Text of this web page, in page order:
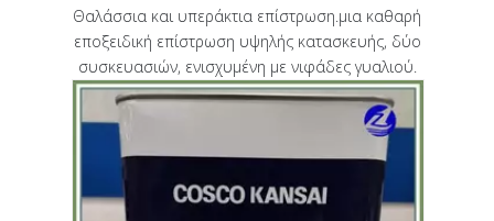
Θαλάσσια και υπεράκτια επίστρωση.μια καθαρή
εποξειδική επίστρωση υψηλής κατασκευής, δύο
συσκευασιών, ενισχυμένη με νιφάδες γυαλιού.